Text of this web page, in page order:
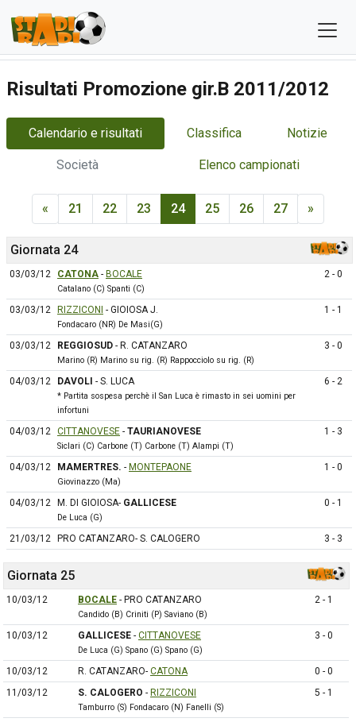
Risultati Promozione gir.B 2011/2012
Calendario e risultati Classifica Notizie
Società Elenco campionati
« 21 22 23 24 25 26 27 »
Giornata 24
03/03/12 CATONA - BOCALE
Catalano (C) Spanti (C)
2 - 0
03/03/12 RIZZICONI - GIOIOSA J.
Fondacaro (NR) De Masi(G)
1 - 1
03/03/12 REGGIOSUD - R. CATANZARO
Marino (R) Marino su rig. (R) Rappocciolo su rig. (R)
3 - 0
04/03/12 DAVOLI - S. LUCA
* Partita sospesa perchè il San Luca è rimasto in sei uomini per
infortuni
6 - 2
04/03/12 CITTANOVESE - TAURIANOVESE
Siclari (C) Carbone (T) Carbone (T) Alampi (T)
1 - 3
04/03/12 MAMERTRES. - MONTEPAONE
Giovinazzo (Ma)
1 - 0
04/03/12 M. DI GIOIOSA- GALLICESE
De Luca (G)
0 - 1
21/03/12 PRO CATANZARO- S. CALOGERO 3 - 3
Giornata 25
10/03/12 BOCALE - PRO CATANZARO
Candido (B) Criniti (P) Saviano (B)
2 - 1
10/03/12 GALLICESE - CITTANOVESE
De Luca (G) Spano (G) Spano (G)
3 - 0
10/03/12 R. CATANZARO- CATONA
0 - 0
11/03/12
S. CALOGERO - RIZZICONI
Tamburro (S) Fondacaro (N) Fanelli (S)
5 - 1